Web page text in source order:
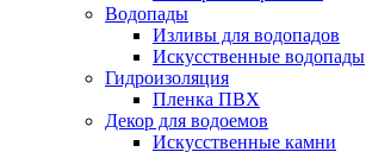
Водопады
Изливы для водопадов
Искусственные водопады
Гидроизоляция
Пленка ПВХ
Декор для водоемов
Искусственные камни